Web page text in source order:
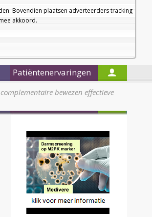
Bovendien plaatsen adverteerders tracking
akkoord.
a
a
Nieuwsbrief
Startpagina
Patiëntenervaringen
bewezen effectieve